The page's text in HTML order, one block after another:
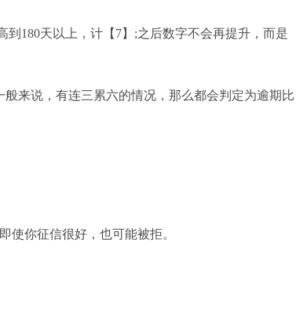
180天以上，计【7】;之后数字不会再提升，而是
来说，有连三累六的情况，那么都会判定为逾期比
使你征信很好，也可能被拒。